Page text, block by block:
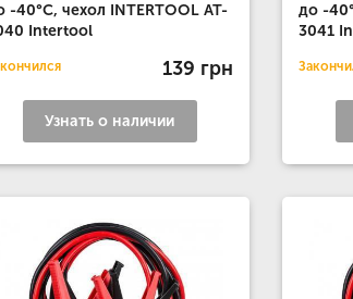
-40°C, чехол INTERTOOL AT-
Intertool
139 грн
Узнать о наличии
до -
3041